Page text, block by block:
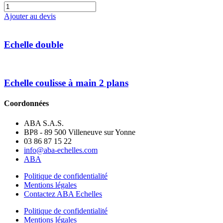
quantité
de
Echelle
2
plans
Ajouter au devis
Echelle double
Echelle coulisse à main 2 plans
Coordonnées
ABA S.A.S.
BP8 - 89 500 Villeneuve sur Yonne
03 86 87 15 22
info@aba-echelles.com
ABA
Politique de confidentialité
Mentions légales
Contactez ABA Echelles
Politique de confidentialité
Mentions légales